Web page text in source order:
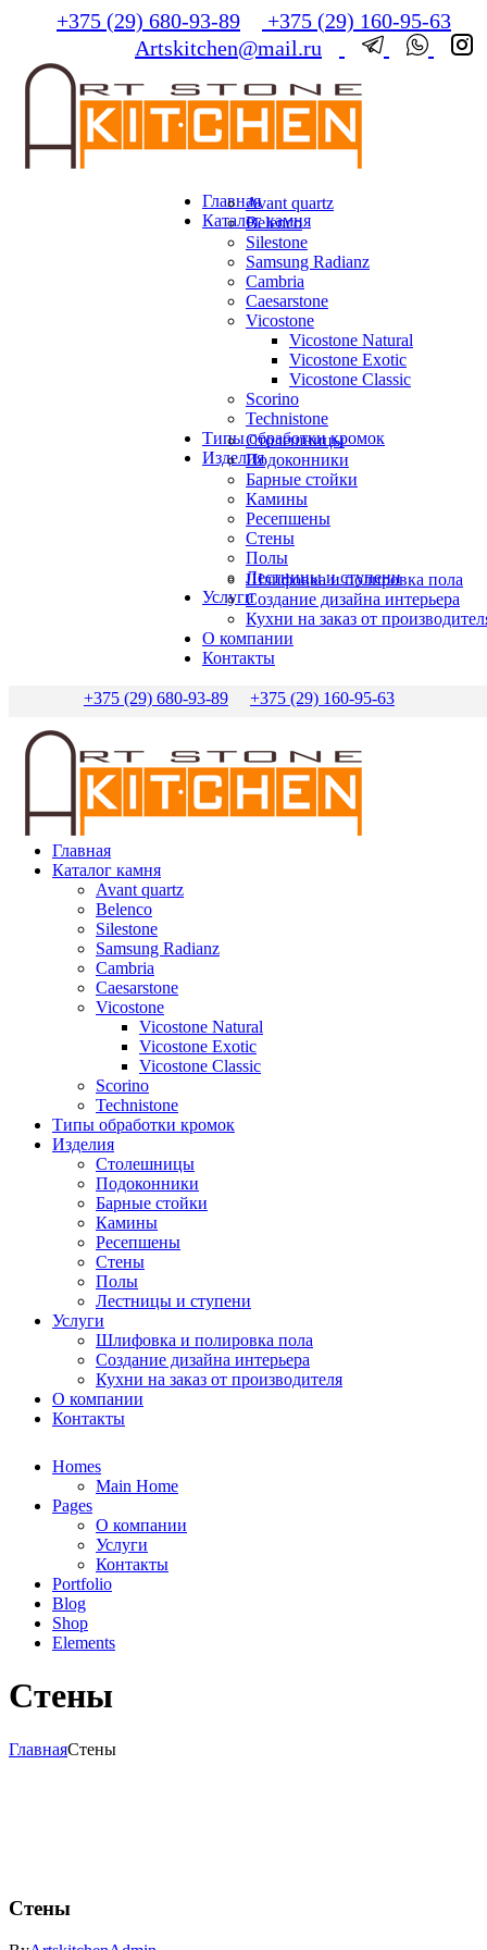
+375 (29) 680-93-89
+375 (29) 160-95-63
Artskitchen@mail.ru
Главная
Каталог камня
Avant quartz
Belenco
Silestone
Samsung Radianz
Сambria
Сaesarstone
Vicostone
Vicostone Natural
Vicostone Exotic
Vicostone Classic
Scorino
Technistone
Типы обработки кромок
Изделия
Столешницы
Подоконники
Барные стойки
Камины
Ресепшены
Стены
Полы
Лестницы и ступени
Услуги
Шлифовка и полировка пола
Создание дизайна интерьера
Кухни на заказ от
О компании
Контакты
+375 (29) 680-93-89 +375 (29) 160-95-63
Главная
Каталог камня
Avant quartz
Belenco
Silestone
Samsung Radianz
Сambria
Сaesarstone
Vicostone
Vicostone Natural
Vicostone Exotic
Vicostone Classic
Scorino
Technistone
Типы обработки кромок
Изделия
Столешницы
Подоконники
Барные стойки
Камины
Ресепшены
Стены
Полы
Лестницы и ступени
Услуги
Шлифовка и полировка пола
Создание дизайна интерьера
Кухни на заказ от производителя
О компании
Контакты
Homes
Main Home
Pages
О компании
Услуги
Контакты
Portfolio
Blog
Shop
Elements
Стены
ГлавнаяСтены
Стены